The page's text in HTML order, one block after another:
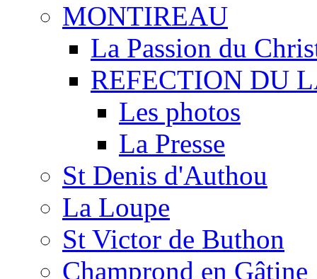
MONTIREAU
La Passion du
REFECTION DU
Les photos
La Presse
St Denis d'Authou
La Loupe
St Victor de Buthon
Champrond en Gâtine